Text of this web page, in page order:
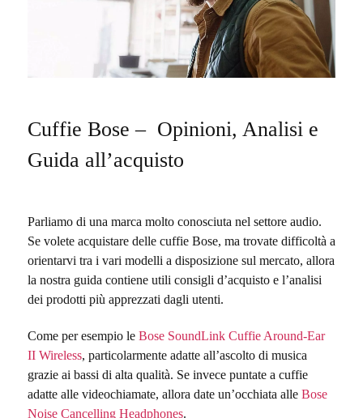
Cuffie Bose – Opinioni, Analisi e
Guida all’acquisto
Parliamo di una marca molto conosciuta nel settore audio.
Se volete acquistare delle cuffie Bose, ma trovate difficoltà a
orientarvi tra i vari modelli a disposizione sul mercato, allora
la nostra guida contiene utili consigli d’acquisto e l’analisi
dei prodotti più apprezzati dagli utenti.
Come per esempio le Bose SoundLink Cuffie Around-Ear
II Wireless, particolarmente adatte all’ascolto di musica
grazie ai bassi di alta qualità. Se invece puntate a cuffie
adatte alle videochiamate, allora date un’occhiata alle Bose
Noise Cancelling Headphones.